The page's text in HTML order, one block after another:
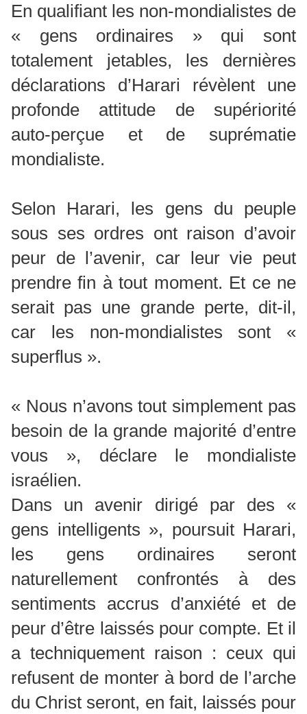
En qualifiant les non-mondialistes de
« gens ordinaires » qui sont
totalement jetables, les dernières
déclarations d’Harari révèlent une
profonde attitude de supériorité
auto-perçue et de suprématie
mondialiste.
Selon Harari, les gens du peuple
sous ses ordres ont raison d’avoir
peur de l’avenir, car leur vie peut
prendre fin à tout moment. Et ce ne
serait pas une grande perte, dit-il,
car les non-mondialistes sont «
superflus ».
« Nous n’avons tout simplement pas
besoin de la grande majorité d’entre
vous », déclare le mondialiste
israélien.
Dans un avenir dirigé par des «
gens intelligents », poursuit Harari,
les gens ordinaires seront
naturellement confrontés à des
sentiments accrus d’anxiété et de
peur d’être laissés pour compte. Et il
a techniquement raison : ceux qui
refusent de monter à bord de l’arche
du Christ seront, en fait, laissés pour